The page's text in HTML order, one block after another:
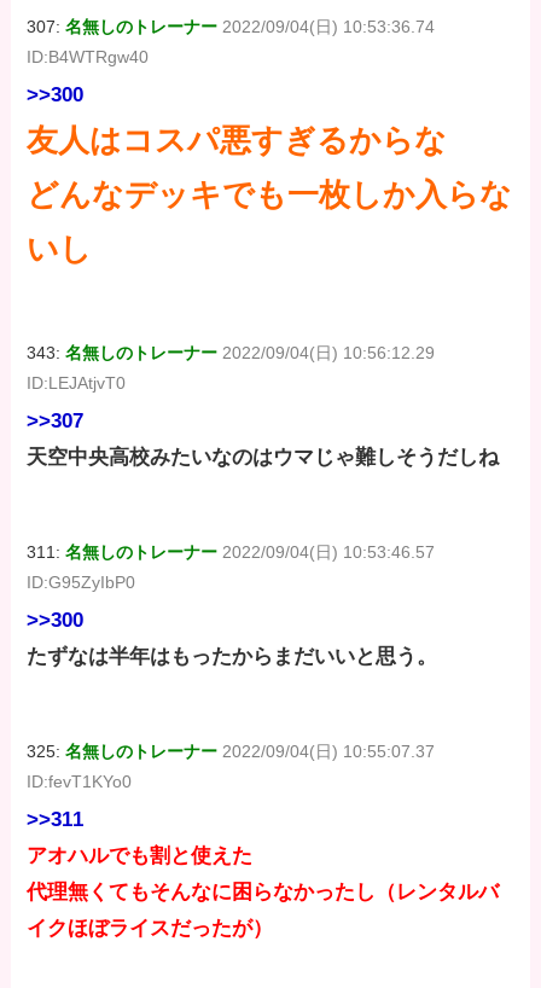
307:名無しのトレーナー 2022/09/04(日) 10:53:36.74
ID:B4WTRgw40
>>300
友人はコスパ悪すぎるからな
どんなデッキでも一枚しか入らな
いし
343:名無しのトレーナー 2022/09/04(日) 10:56:12.29
ID:LEJAtjvT0
>>307
天空中央高校みたいなのはウマじゃ難しそうだしね
311:名無しのトレーナー 2022/09/04(日) 10:53:46.57
ID:G95ZyIbP0
>>300
たずなは半年はもったからまだいいと思う。
325:名無しのトレーナー 2022/09/04(日) 10:55:07.37
ID:fevT1KYo0
>>311
アオハルでも割と使えた
代理無くてもそんなに困らなかったし（レンタルバ
イクほぼライスだったが）